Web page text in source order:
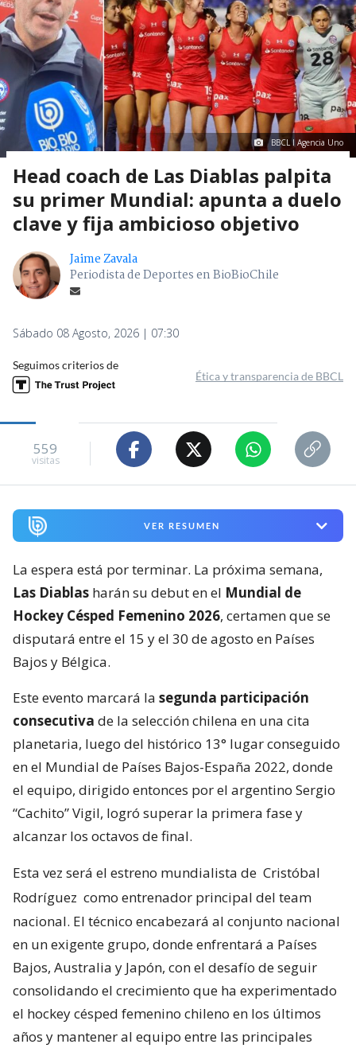
BBCL I Agencia Uno
Head coach de Las Diablas palpita
su primer Mundial: apunta a duelo
clave y fija ambicioso objetivo
Jaime Zavala
Periodista de Deportes en BioBioChile
Sábado 08 Agosto, 2026 | 07:30
Seguimos criterios de
Ética y transparencia de BBCL
559
visitas
VER RESUMEN
La espera está por terminar. La próxima semana,
Las Diablas harán su debut en el Mundial de
Hockey Césped Femenino 2026, certamen que se
disputará entre el 15 y el 30 de agosto en Países
Bajos y Bélgica.
Este evento marcará la segunda participación
consecutiva de la selección chilena en una cita
planetaria, luego del histórico 13° lugar conseguido
en el Mundial de Países Bajos-España 2022, donde
el equipo, dirigido entonces por el argentino Sergio
“Cachito” Vigil, logró superar la primera fase y
alcanzar los octavos de final.
Esta vez será el estreno mundialista de Cristóbal
Rodríguez como entrenador principal del team
nacional. El técnico encabezará al conjunto nacional
en un exigente grupo, donde enfrentará a Países
Bajos, Australia y Japón, con el desafío de seguir
consolidando el crecimiento que ha experimentado
el hockey césped femenino chileno en los últimos
años y mantener al equipo entre las principales